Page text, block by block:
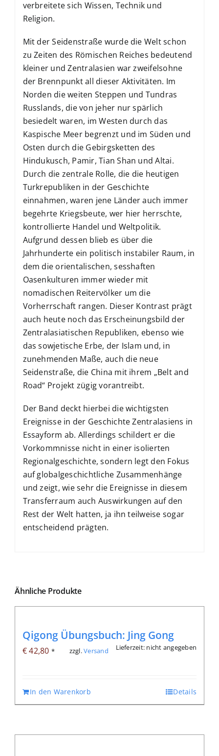
verbreitete sich Wissen, Technik und
Religion.
Mit der Seidenstraße wurde die Welt schon
zu Zeiten des Römischen Reiches bedeutend
kleiner und Zentralasien war zweifelsohne
der Brennpunkt all dieser Aktivitäten. Im
Norden die weiten Steppen und Tundras
Russlands, die von jeher nur spärlich
besiedelt waren, im Westen durch das
Kaspische Meer begrenzt und im Süden und
Osten durch die Gebirgsketten des
Hindukusch, Pamir, Tian Shan und Altai.
Durch die zentrale Rolle, die die heutigen
Turkrepubliken in der Geschichte
einnahmen, waren jene Länder auch immer
begehrte Kriegsbeute, wer hier herrschte,
kontrollierte Handel und Weltpolitik.
Aufgrund dessen blieb es über die
Jahrhunderte ein politisch instabiler Raum, in
dem die orientalischen, sesshaften
Oasenkulturen immer wieder mit
nomadischen Reitervölker um die
Vorherrschaft rangen. Dieser Kontrast prägt
auch heute noch das Erscheinungsbild der
Zentralasiatischen Republiken, ebenso wie
das sowjetische Erbe, der Islam und, in
zunehmenden Maße, auch die neue
Seidenstraße, die China mit ihrem „Belt and
Road“ Projekt zügig vorantreibt.
Der Band deckt hierbei die wichtigsten
Ereignisse in der Geschichte Zentralasiens in
Essayform ab. Allerdings schildert er die
Vorkommnisse nicht in einer isolierten
Regionalgeschichte, sondern legt den Fokus
auf globalgeschichtliche Zusammenhänge
und zeigt, wie sehr die Ereignisse in diesem
Transferraum auch Auswirkungen auf den
Rest der Welt hatten, ja ihn teilweise sogar
entscheidend prägten.
Ähnliche Produkte
Qigong Übungsbuch: Jing Gong
€42,80 * zzgl.Versand Lieferzeit: nicht angegeben
In den Warenkorb Details